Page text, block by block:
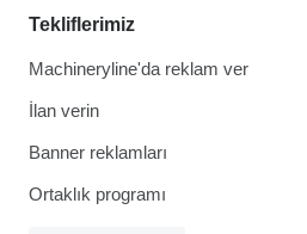
Tekliflerimiz
Machineryline'da reklam ver
İlan verin
Banner reklamları
Ortaklık programı